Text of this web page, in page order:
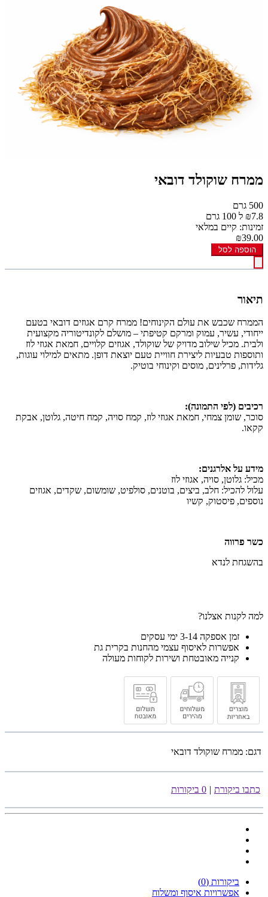
ממרח שוקולד דובאי
500 גרם
₪7.8 ל 100 גרם
זמינות: קיים במלאי
₪39.00
הוספה לסל
תיאור
הממרח שכבש את עולם הקינוחים! ממרח קרם אגוזים דובאי בטעם
ייחודי, עשיר, עמוק ומרקם קטיפתי – מושלם לקונדיטוריה מקצועית
ולבית. מכיל שילוב מדויק של שוקולד, אגוזים קלויים, חמאת אגוזי לוז
ותוספות טבעיות ליצירת חוויית טעם יוצאת דופן. מתאים למילוי עוגות,
גלידות, פרלינים, מוסים וקינוחי בוטיק.
רכיבים (לפי התמונה):
סוכר, שומן צמחי, חמאת אגוזי לוז, קמח סויה, קמח חיטה, גלוטן, אבקת
קקאו.
מידע על אלרגנים:
מכיל: גלוטן, סויה, אגוזי לוז
עלול להכיל: חלב, ביצים, בוטנים, סולפיט, שומשום, שקדים, אגוזים
נוספים, פיסטוק, קשיו
כשר פרווה
בהשגחת לנדא
למה לקנות אצלנו?
זמן אספקה 3-14 ימי עסקים
אפשרות לאיסוף עצמי מהחנות בקרית גת
קנייה מאובטחת ושירות לקוחות מעולה
דגם: ממרח שוקולד דובאי
כתבו ביקורת | 0 ביקורות
ביקורות (0)
אפשרויות איסוף ומשלוח